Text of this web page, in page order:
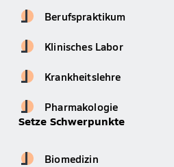
Berufspraktikum
Klinisches Labor
Krankheitslehre
Pharmakologie
Setze Schwerpunkte
Biomedizin